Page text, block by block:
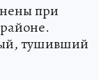
при
тушивший